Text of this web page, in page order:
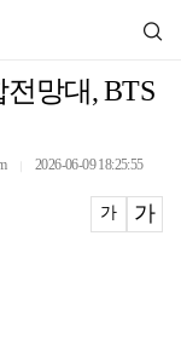
전망대, BTS
2026-06-09 18:25:55
가 가